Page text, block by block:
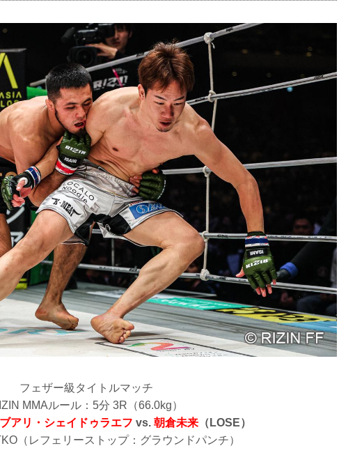
フェザー級タイトルマッチ
MMAルール：5分 3R（66.0kg）
アリ・シェイドゥラエフ vs. 朝倉未来（LOSE）
（レフェリーストップ：グラウンドパンチ）